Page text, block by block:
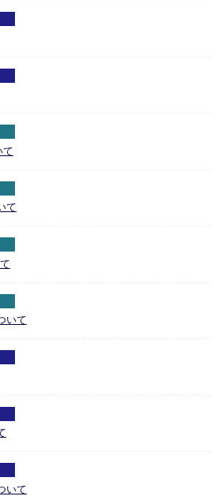
て
て
いて
いて